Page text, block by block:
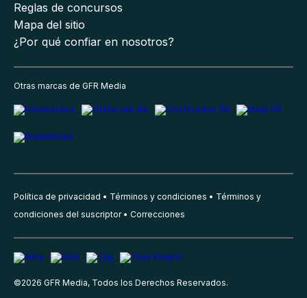
Reglas de concursos
Mapa del sitio
¿Por qué confiar en nosotros?
Otras marcas de GFR Media
Política de privacidad Términos y condiciones
Términos y
condiciones del suscriptor
Correcciones
©2026 GFR Media, Todos los Derechos Reservados.